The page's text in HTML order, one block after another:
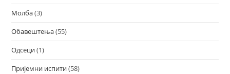
Молба(3)
Обавештења(55)
Одсеци(1)
Пријемни испити(58)